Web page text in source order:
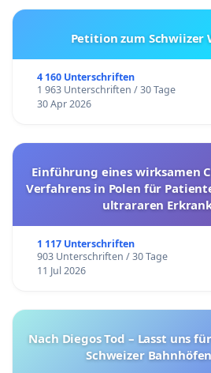
Petition zum Schwiizer
4 160 Unterschriften
1 963 Unterschriften / 30 Tage
30 Apr 2026
Einführung eines wirksamen
Verfahrens in Polen für
ultrararen
1 117 Unterschriften
903 Unterschriften / 30 Tage
11 Jul 2026
Nach Diegos Tod – Lasst uns
Schweizer